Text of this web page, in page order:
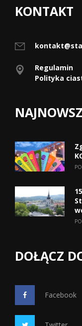
KONTAKT
Regulamin
Polityka
DOŁĄCZ
Facebook